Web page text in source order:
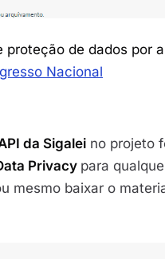
de dados por
Nacional
da Sigalei no projeto
Privacy para
mesmo baixar o